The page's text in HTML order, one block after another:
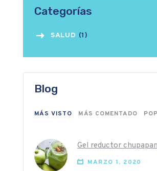
Categorías
SALUD (1)
Blog
MÁS VISTO MÁS COMENTADO
Gel reductor
MARZO 1, 2020